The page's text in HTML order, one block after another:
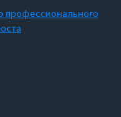
профессионального